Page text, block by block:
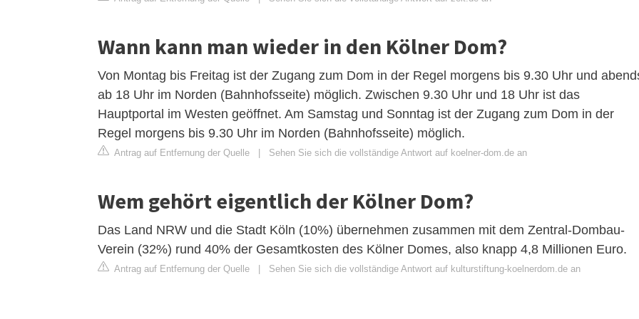
Wann kann man wieder in den Kölner Dom?
Von Montag bis Freitag ist der Zugang zum Dom in der Regel morgens bis 9.30 Uhr und
ab 18 Uhr im Norden (Bahnhofsseite) möglich. Zwischen 9.30 Uhr und 18 Uhr ist das
Hauptportal im Westen geöffnet. Am Samstag und Sonntag ist der Zugang zum Dom in der
Regel morgens bis 9.30 Uhr im Norden (Bahnhofsseite) möglich.
Antrag auf Entfernung der Quelle | Sehen Sie sich die vollständige Antwort auf koelner-dom.de an
Wem gehört eigentlich der Kölner Dom?
Das Land NRW und die Stadt Köln (10%) übernehmen zusammen mit dem Zentral-Dombau-
Verein (32%) rund 40% der Gesamtkosten des Kölner Domes, also knapp 4,8 Millionen Euro.
Antrag auf Entfernung der Quelle | Sehen Sie sich die vollständige Antwort auf kulturstiftung-koelnerdom.de an